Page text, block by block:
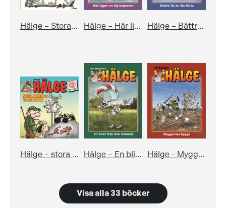
Hälge – Stora boken om älgskog Hälge – Här ligger en älg begraven Hälge – Bättre fly än illa fäkta
Hälge – stora boken om älgristningar Hälge – En blixt från klar himmel Hälge - Myggornas hygge
Visa alla 33 böcker